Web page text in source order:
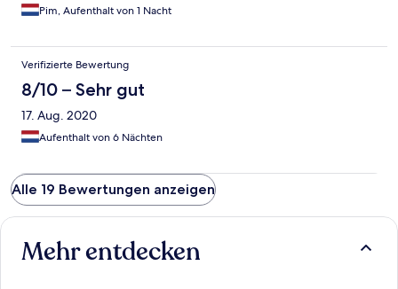
Pim, Aufenthalt von 1 Nacht
Verifizierte Bewertung
8/10 – Sehr gut
17. Aug. 2020
Aufenthalt von 6 Nächten
Alle 19 Bewertungen anzeigen
Mehr entdecken